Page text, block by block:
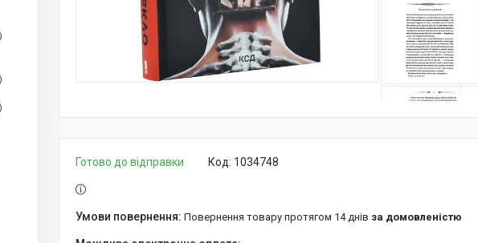
Готово до відправки Код: 1034748
повернення товару протягом 14 днів за домовленістю